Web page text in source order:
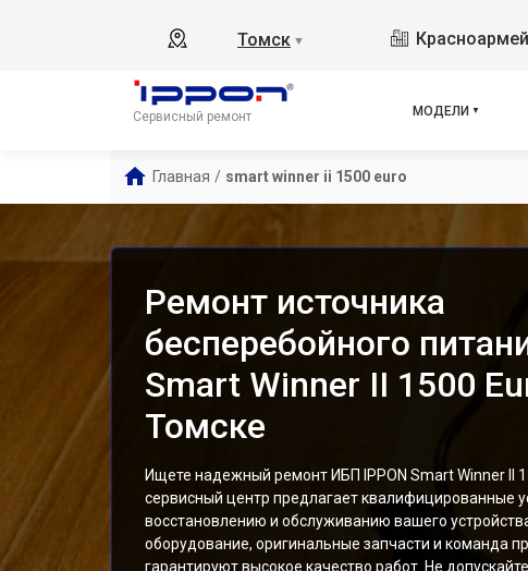
Томск ▼
Сервисный ремонт МОДЕЛИ
Back
Back
Innova
Главная / smart winner ii 1500 euro
Ремонт источника
бесперебойного
Smart Winner II 1500
Томске
Ищете надежный ремонт ИБП IPPON Smart Winner II
сервисный центр предлагает квалифицированные
восстановлению и обслуживанию вашего
оборудование, оригинальные запчасти и команда
гарантируют высокое качество работ. Не